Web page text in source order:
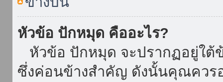
หัวข้อ ปักหมุด คืออะไร?
หัวข้อ ปักหมุด จะปรากฏอยู่ใต้
ซึ่งค่อนข้างสำคัญ ดังนั้นคุณควร